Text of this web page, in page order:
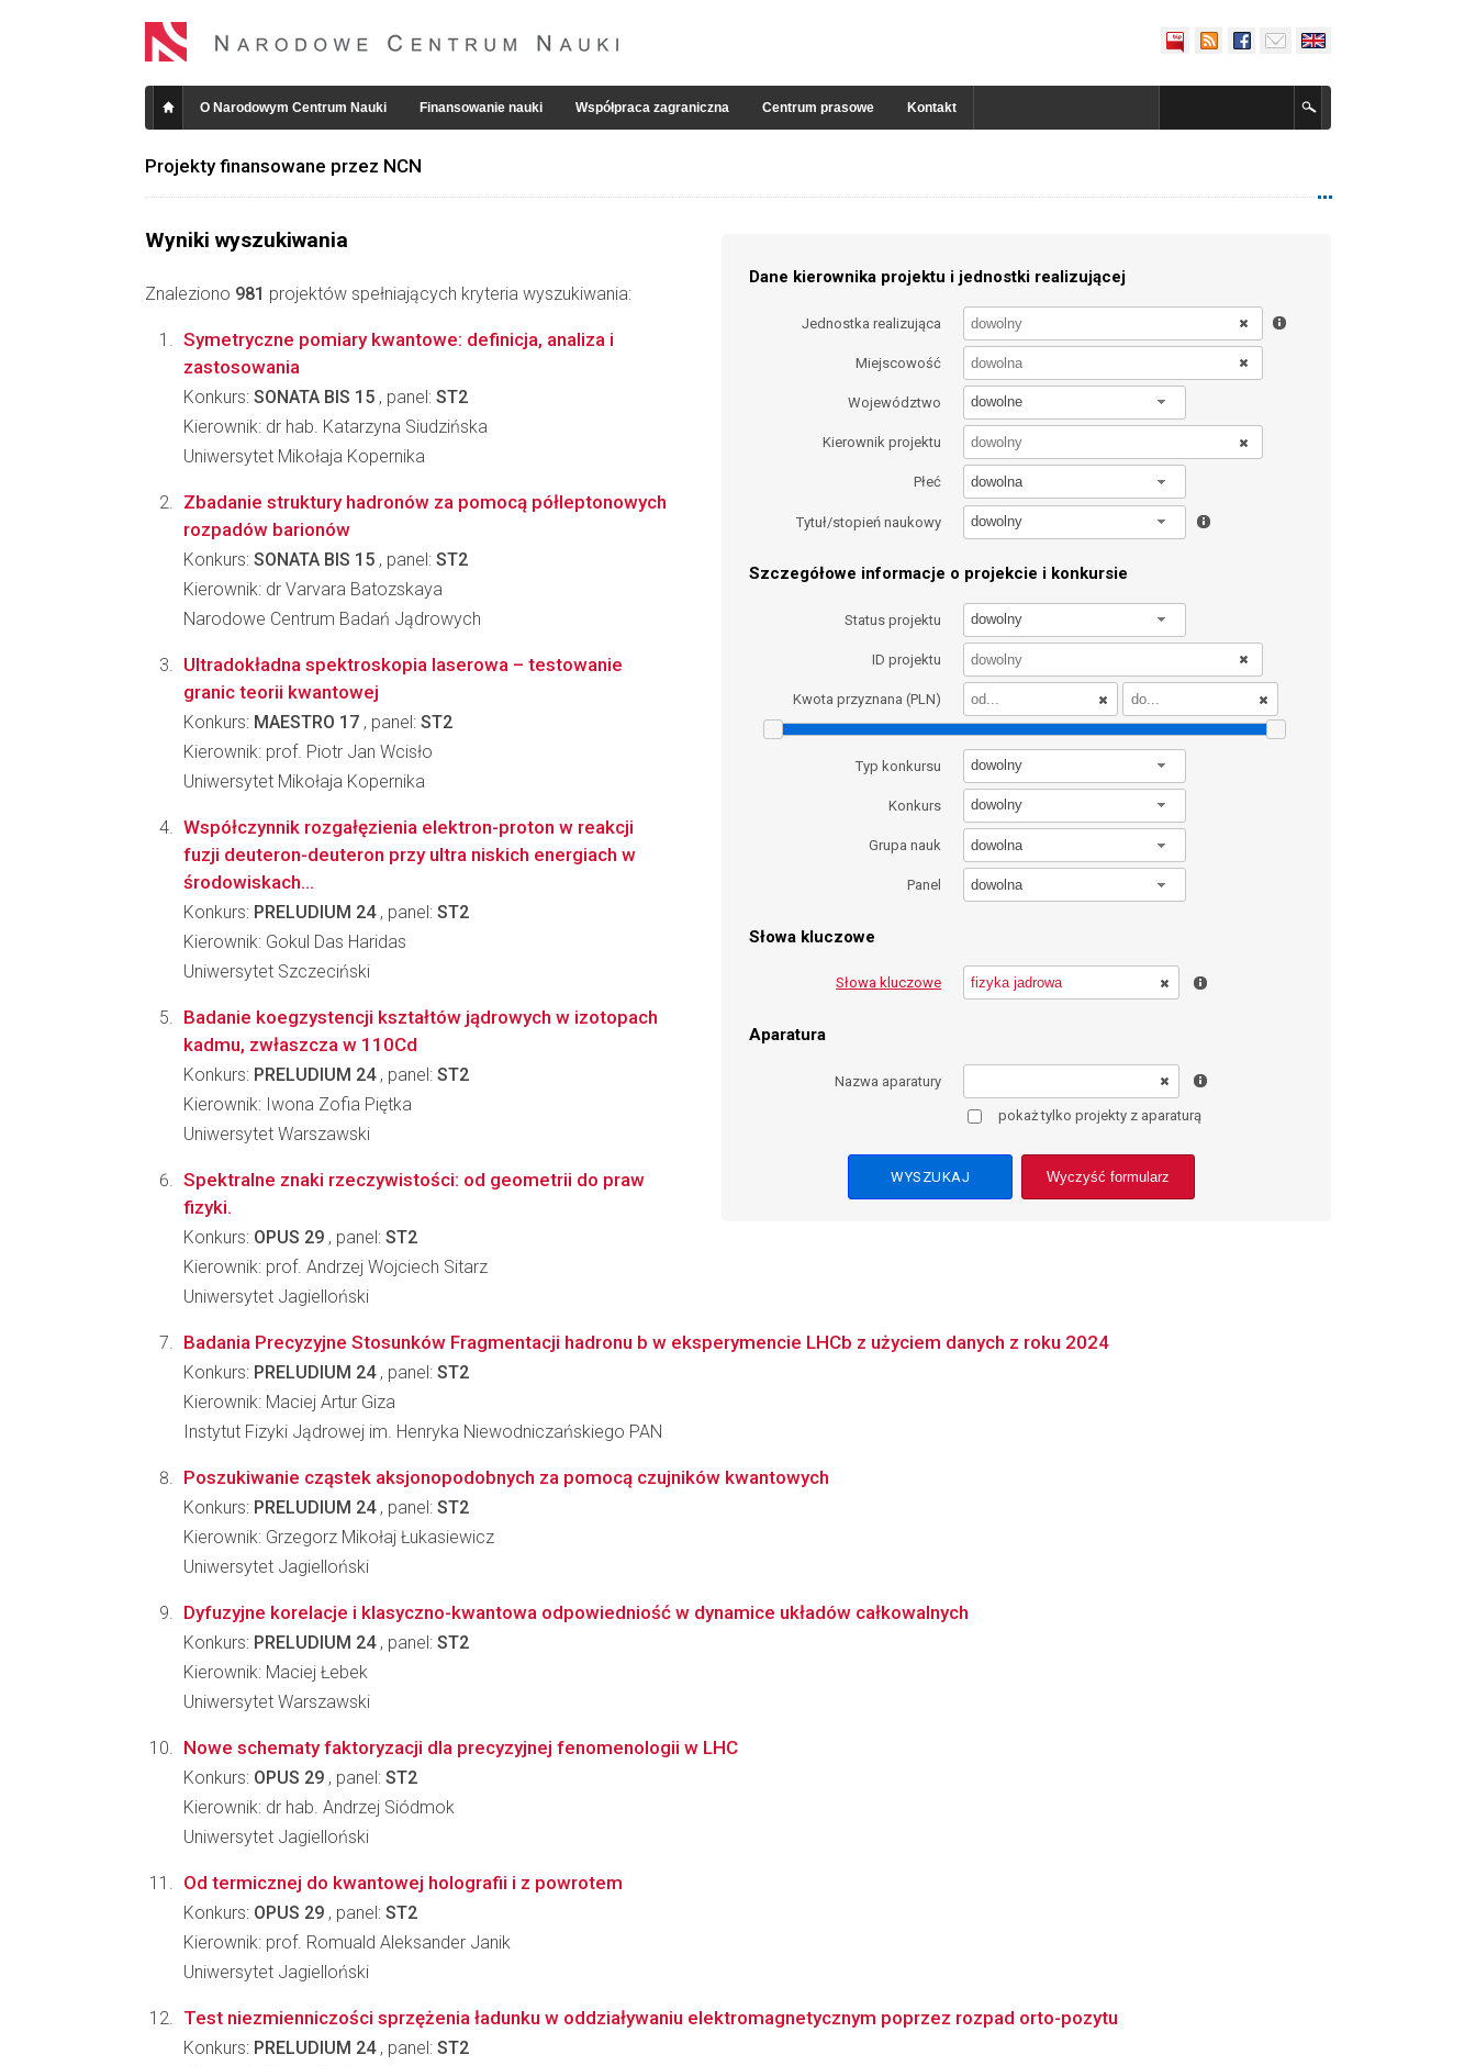
O Narodowym Centrum Nauki Finansowanie nauki Współpraca zagraniczna Centrum prasowe Kontakt
Projekty finansowane przez NCN
Wyniki wyszukiwania
Znaleziono 981 projektów spełniających kryteria wyszukiwania:
Dane kierownika projektu i jednostki realizującej
Jednostka realizująca
Miejscowość
Województwo dowolne
Kierownik projektu
Płeć dowolna
Tytuł/stopień naukowy dowolny
Szczegółowe informacje o projekcie i konkursie
Status projektu dowolny
ID projektu
Kwota przyznana (PLN)
Typ konkursu dowolny
Konkurs dowolny
Grupa nauk dowolna
Panel dowolna
Słowa kluczowe
Słowa kluczowe
Aparatura
Nazwa aparatury
pokaż tylko projekty z aparaturą
Wyczyść formularz
Symetryczne pomiary kwantowe: definicja, analiza i
zastosowania
Konkurs: SONATA BIS 15 , panel: ST2
Kierownik: dr hab. Katarzyna Siudzińska
Uniwersytet Mikołaja Kopernika
Zbadanie struktury hadronów za pomocą półleptonowych
rozpadów barionów
Konkurs: SONATA BIS 15 , panel: ST2
Kierownik: dr Varvara Batozskaya
Narodowe Centrum Badań Jądrowych
Ultradokładna spektroskopia laserowa – testowanie
granic teorii kwantowej
Konkurs: MAESTRO 17 , panel: ST2
Kierownik: prof. Piotr Jan Wcisło
Uniwersytet Mikołaja Kopernika
Współczynnik rozgałęzienia elektron-proton w reakcji
fuzji deuteron-deuteron przy ultra niskich energiach w
środowiskach...
Konkurs: PRELUDIUM 24, panel: ST2
Kierownik: Gokul Das Haridas
Uniwersytet Szczeciński
Badanie koegzystencji kształtów jądrowych w izotopach
kadmu, zwłaszcza w 110Cd
Konkurs: PRELUDIUM 24, panel: ST2
Kierownik: Iwona Zofia Piętka
Uniwersytet Warszawski
Spektralne znaki rzeczywistości: od geometrii do praw
fizyki.
Konkurs: OPUS 29 , panel: ST2
Kierownik: prof. Andrzej Wojciech Sitarz
Uniwersytet Jagielloński
Badania Precyzyjne Stosunków Fragmentacji hadronu b w eksperymencie LHCb z użyciem danych z roku 2024
Konkurs: PRELUDIUM 24, panel: ST2
Kierownik: Maciej Artur Giza
Instytut Fizyki Jądrowej im. Henryka Niewodniczańskiego PAN
Poszukiwanie cząstek aksjonopodobnych za pomocą czujników kwantowych
Konkurs: PRELUDIUM 24, panel: ST2
Kierownik: Grzegorz Mikołaj Łukasiewicz
Uniwersytet Jagielloński
Dyfuzyjne korelacje i klasyczno-kwantowa odpowiedniość w dynamice układów całkowalnych
Konkurs: PRELUDIUM 24, panel: ST2
Kierownik: Maciej Łebek
Uniwersytet Warszawski
Nowe schematy faktoryzacji dla precyzyjnej fenomenologii w LHC
Konkurs: OPUS 29 , panel: ST2
Kierownik: dr hab. Andrzej Siódmok
Uniwersytet Jagielloński
Od termicznej do kwantowej holografii i z powrotem
Konkurs: OPUS 29 , panel: ST2
Kierownik: prof. Romuald Aleksander Janik
Uniwersytet Jagielloński
Test niezmienniczości sprzężenia ładunku w oddziaływaniu elektromagnetycznym poprzez rozpad orto-pozytu
Konkurs: PRELUDIUM 24, panel: ST2